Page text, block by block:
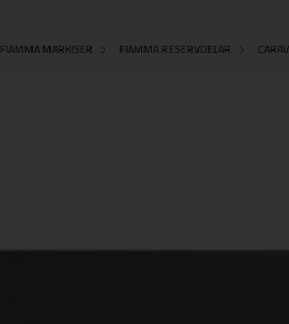
FIAMMA MARKISER FIAMMA RESERVDELAR